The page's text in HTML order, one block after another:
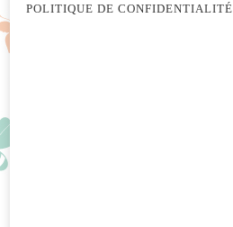
POLITIQUE DE CONFIDENTIALITÉ